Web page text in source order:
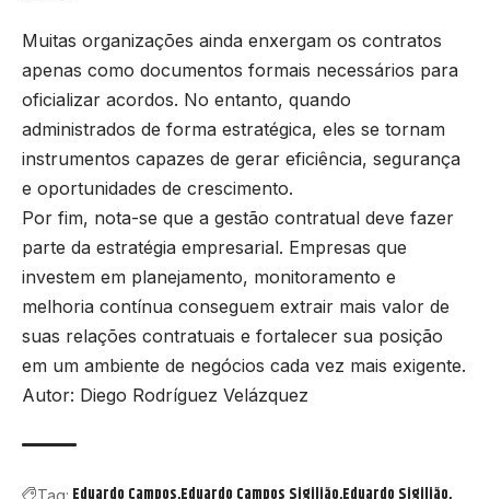
Muitas organizações ainda enxergam os contratos
apenas como documentos formais necessários para
oficializar acordos. No entanto, quando
administrados de forma estratégica, eles se tornam
instrumentos capazes de gerar eficiência, segurança
e oportunidades de crescimento.
Por fim, nota-se que a gestão contratual deve fazer
parte da estratégia empresarial. Empresas que
investem em planejamento, monitoramento e
melhoria contínua conseguem extrair mais valor de
suas relações contratuais e fortalecer sua posição
em um ambiente de negócios cada vez mais exigente.
Autor: Diego Rodríguez Velázquez
Tag: